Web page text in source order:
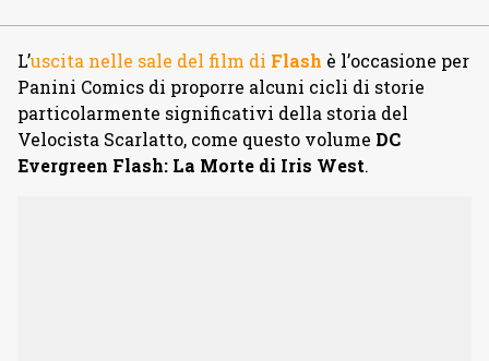
L’uscita nelle sale del film di Flash è l’occasione per
Panini Comics di proporre alcuni cicli di storie
particolarmente significativi della storia del
Velocista Scarlatto, come questo volume DC
Evergreen Flash: La Morte di Iris West.